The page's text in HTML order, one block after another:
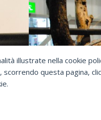
illustrate nella cookie
questa pagina,